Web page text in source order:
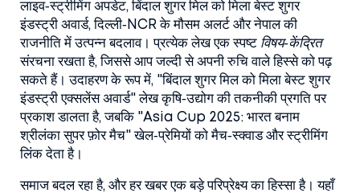
लाइव‑स्ट्रीमिंग अपडेट, बिंदाल शुगर मिल को मिला बेस्ट शुगर
इंडस्ट्री अवार्ड, दिल्ली‑NCR के मौसम अलर्ट और नेपाल की
राजनीति में उत्पन्न बदलाव। प्रत्येक लेख एक स्पष्ट विषय‑केंद्रित
संरचना रखता है, जिससे आप जल्दी से अपनी रुचि वाले हिस्से को पढ़
सकते हैं। उदाहरण के रूप में, "बिंदाल शुगर मिल को मिला बेस्ट शुगर
इंडस्ट्री एक्सलेंस अवार्ड" लेख कृषि‑उद्योग की तकनीकी प्रगति पर
प्रकाश डालता है, जबकि "Asia Cup 2025: भारत बनाम
श्रीलंका सुपर फ़ोर मैच" खेल‑प्रेमियों को मैच‑स्क्वाड और स्ट्रीमिंग
लिंक देता है।
समाज बदल रहा है, और हर खबर एक बड़े परिप्रेक्ष्य का हिस्सा है। यहाँ